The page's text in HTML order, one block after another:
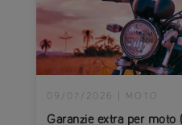
Garanzie extra per moto
09/07/2026 MOTO